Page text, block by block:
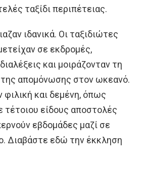
ταξίδι περιπέτειας.
ιδανικά. Οι ταξιδιώτες
σε εκδρομές,
και μοιράζονταν τη
της απομόνωσης στον ωκεανό.
και δεμένη, όπως
τέτοιου είδους αποστολές
εβδομάδες μαζί σε
Διαβάστε εδώ την έκκληση